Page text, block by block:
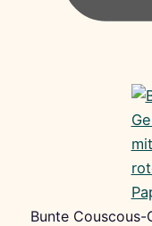
Bunte